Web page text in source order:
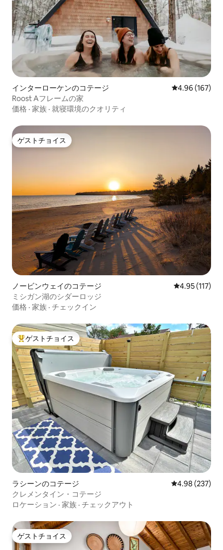
インターローケンのコテージ レビュー167
4.96 (167)
Roost Aフレームの家
価格 · 家族 · 就寝環境のクオリティ
ゲストチョイス
ゲストチョイス
ノービンウェイのコテージ レビュー117
4.95 (117)
ミシガン湖のシダーロッジ
価格 · 家族 · チェックイン
大好評のゲストチョイスです。
ゲストチョイス
ラシーンのコテージ レビュー237
4.98 (237)
クレメンタイン・コテージ
ロケーション · 家族 · チェックアウト
ゲストチョイス
ゲストチョイス